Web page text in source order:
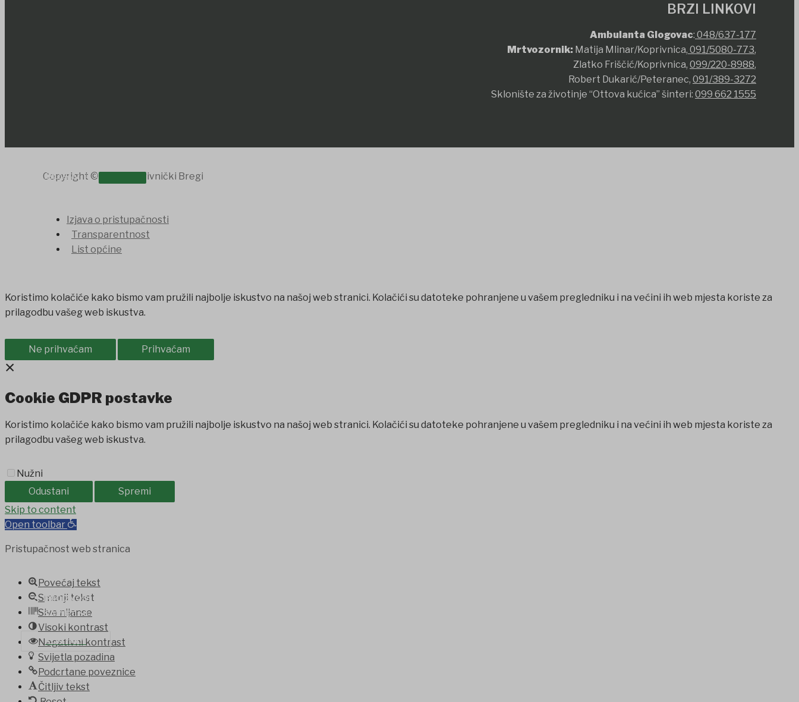
OSTALO
PROIZVODI IZ OPĆINE
SAVJET MLADIH
KONTAKT
BRZI LINKOVI
Ambulanta Glogovac: 048/637-177
Mrtvozornik: Matija Mlinar/Koprivnica, 091/5080-773,
Zlatko Friščić/Koprivnica, 099/220-8988,
Robert Dukarić/Peteranec, 091/389-3272
Sklonište za životinje “Ottova kućica” šinteri: 099 662 1555
Copyright © 2026 Koprivnički Bregi
Izjava o pristupačnosti
Transparentnost
List općine
Koristimo kolačiće kako bismo vam pružili najbolje iskustvo na našoj web stranici. Kolačići su datoteke pohranjene u vašem pregledniku i na većini ih web mjesta koriste za
prilagodbu vašeg web iskustva.
Ne prihvaćam Prihvaćam
×
Cookie GDPR postavke
Koristimo kolačiće kako bismo vam pružili najbolje iskustvo na našoj web stranici. Kolačići su datoteke pohranjene u vašem pregledniku i na većini ih web mjesta koriste za
prilagodbu vašeg web iskustva.
Nužni
Odustani
Spremi
Grandpashabet
Skip to content
Open toolbar
Pristupačnost web stranica
Povećaj tekst
Smanji tekst
Sive nijanse
Visoki kontrast
Negativni kontrast
Svijetla pozadina
Podcrtane poveznice
Čitljiv tekst